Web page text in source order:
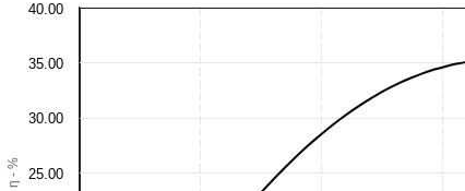
η - % 25.00
30.00
35.00
40.00